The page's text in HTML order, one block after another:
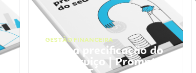
GESTÃO FINANCEIRA
Faça a precificação do
seu serviço | Prompts